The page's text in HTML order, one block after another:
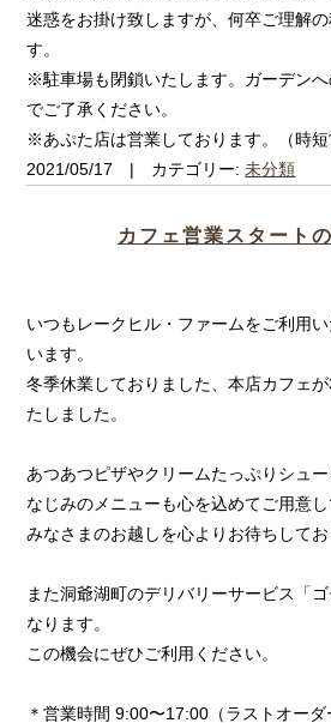
迷惑をお掛け致しますが、何卒ご理解
す。
※駐車場も閉鎖いたします。ガーデン
でご了承ください。
※あぷた店は営業しております。（時短
2021/05/17 | カテゴリー:未分類
カフェ営業スタート
いつもレークヒル・ファームをご利用
います。
冬季休業しておりました、本店カフェ
たしました。
あつあつピザやクリームたっぷりシュ
なじみのメニューも心を込めてご用意し
みなさまのお越しを心よりお待ちしてお
また洞爺湖町のデリバリーサービス「
なります。
この機会にぜひご利用ください。
＊営業時間 9:00〜17:00（ラストオーダ